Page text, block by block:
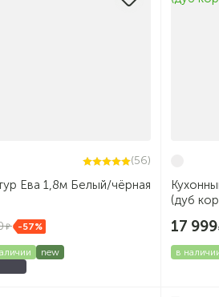
(56)
Ева 1,8м Белый/чёрная
-57%
new
(дуб
17 999
в